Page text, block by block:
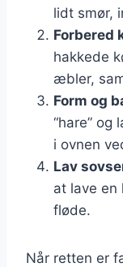
lidt smør,
Forbered
hakkede
æbler,
Form og
“hare”
i ovnen
Lav
at lave en
fløde.
Når retten er